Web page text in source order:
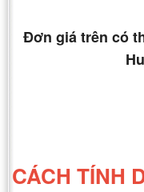
Đơn giá trên có
CÁCH TÍNH